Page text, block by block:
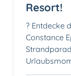
Resort!
? Entdecke
Constance